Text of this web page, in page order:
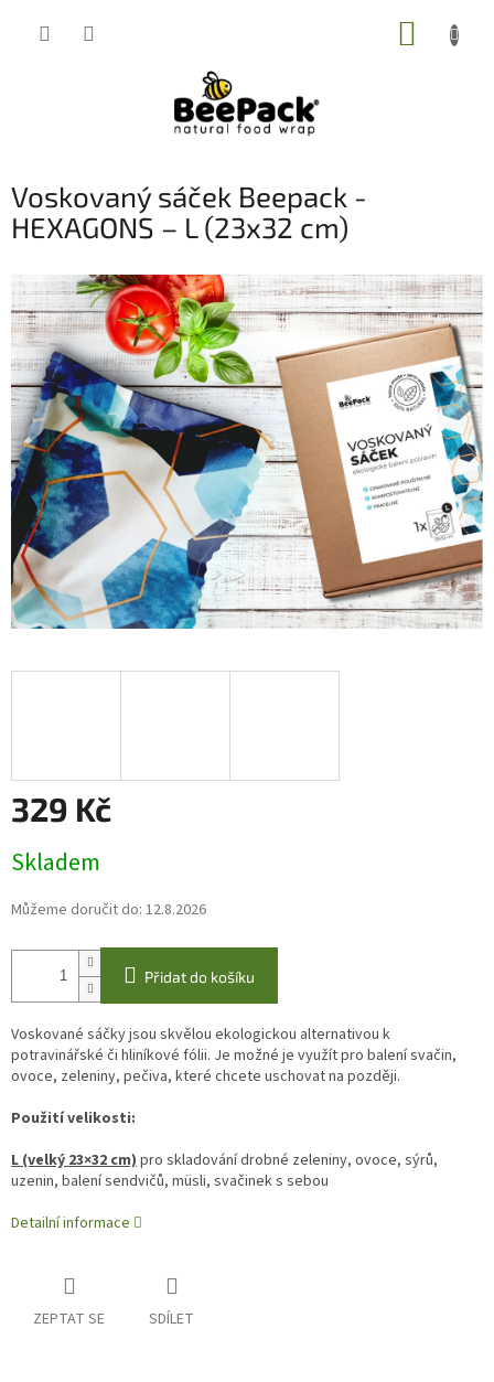
Voskovaný sáček Beepack -
HEXAGONS – L (23x32 cm)
329 Kč
cena:
Skladem
Můžeme doručit do: 12.8.2026
Přidat do košíku
Voskované sáčky jsou skvělou ekologickou alternativou k
potravinářské či hliníkové fólii. Je možné je využít pro balení svačin,
ovoce, zeleniny, pečiva, které chcete uschovat na později.
Použití velikosti:
L (velký 23×32 cm)pro skladování drobné zeleniny, ovoce, sýrů,
uzenin, balení sendvičů, müsli, svačinek s sebou
Detailní informace
ZEPTAT SE SDÍLET